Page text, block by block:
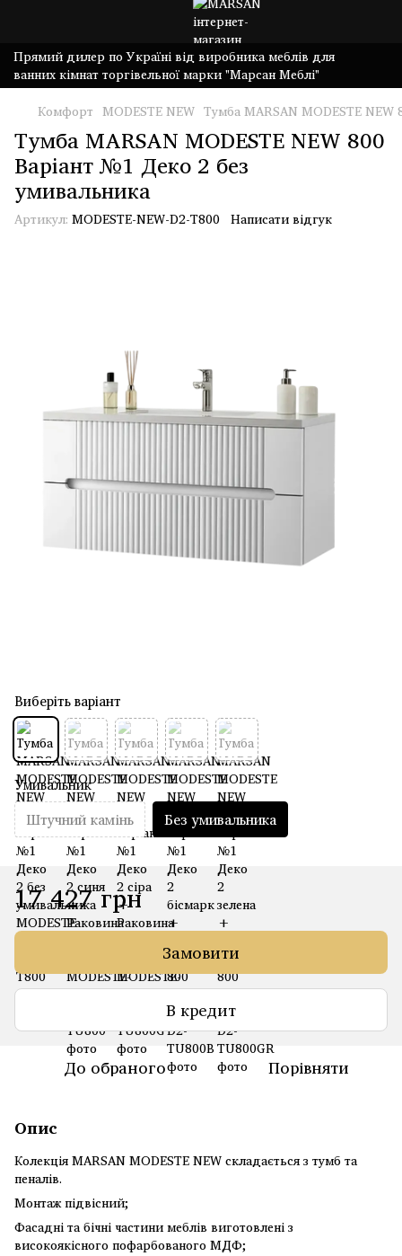
Прямий дилер по Україні від виробника меблів для
ванних кімнат торгівельної марки "Марсан Меблі"
Комфорт MODESTE NEW Тумба MARSAN MODESTE
Тумба MARSAN MODESTE NEW 800
Варіант №1 Деко 2 без
умивальника
Артикул: MODESTE-NEW-D2-T800 Написати відгук
Виберіть варіант
Умивальник
Штучний камінь Без умивальника
17 427 грн
Замовити
В кредит
До обраного Порівняти
Опис
Колекція MARSAN MODESTE NEW складається з тумб та
пеналів.
Монтаж підвісний;
Фасадні та бічні частини меблів виготовлені з
високоякісного пофарбованого МДФ;